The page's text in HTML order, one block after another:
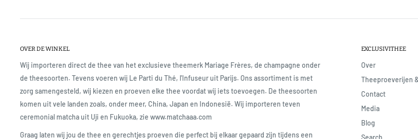
OVER DE WINKEL
Wij importeren direct de thee van het exclusieve theemerk Mariage Frères, de champagne onder
de theesoorten. Tevens voeren wij Le Parti du Thé, l'Infuseur uit Parijs. Ons assortiment is met
zorg samengesteld, wij kiezen en proeven elke thee voordat wij iets toevoegen. De theesoorten
komen uit vele landen zoals, onder meer, China, Japan en Indonesië. Wij importeren teven
ceremonial matcha uit Uji en Fukuoka, zie www.matchaaa.com
Graag laten wij jou de thee en gerechtjes proeven die perfect bij elkaar gepaard zijn tijdens een
EXCLUSIVITHEE
Over
Theeproeverijen
Contact
Media
Blog
Search